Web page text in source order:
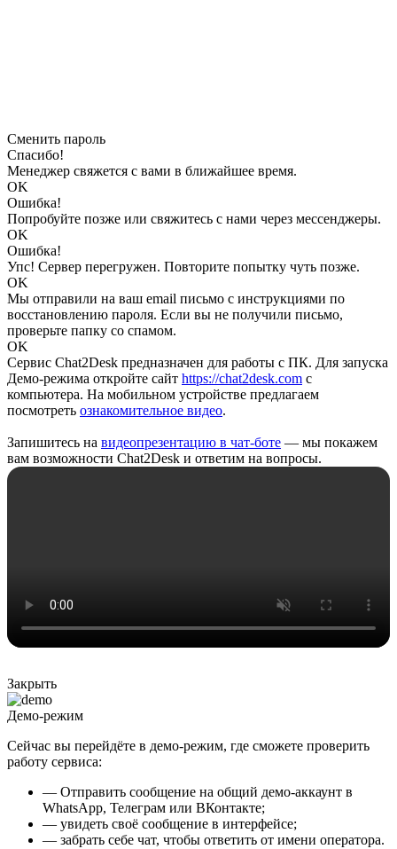
Сменить пароль
Спасибо!
Менеджер свяжется с вами в ближайшее время.
OK
Ошибка!
Попробуйте позже или свяжитесь с нами через мессенджеры.
OK
Ошибка!
Упс! Сервер перегружен. Повторите попытку чуть позже.
OK
Мы отправили на ваш email письмо с инструкциями по
восстановлению пароля. Если вы не получили письмо,
проверьте папку со спамом.
OK
Сервис Chat2Desk предназначен для работы с ПК. Для запуска
Демо-режима откройте сайт https://chat2desk.com с
компьютера. На мобильном устройстве предлагаем
посмотреть ознакомительное видео.
Запишитесь на видеопрезентацию в чат-боте — мы покажем
вам возможности Chat2Desk и ответим на вопросы.
Закрыть
Демо-режим
Сейчас вы перейдёте в демо-режим, где сможете проверить
работу сервиса:
— Отправить сообщение на общий демо-аккаунт в
WhatsApp, Телеграм или ВКонтакте;
— увидеть своё сообщение в интерфейсе;
— забрать себе чат, чтобы ответить от имени оператора.